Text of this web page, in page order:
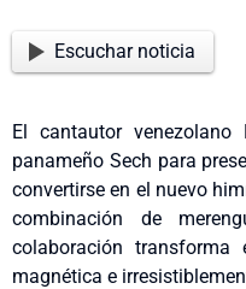
Escuchar noticia
El cantautor
panameño Sech para
convertirse en el nuevo
combinación de
colaboración
magnética e